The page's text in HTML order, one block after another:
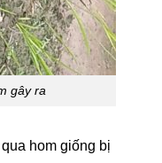
gây ra
hom giống bị